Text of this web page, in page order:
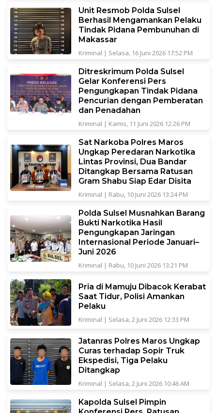
Unit Resmob Polda Sulsel
Berhasil Mengamankan Pelaku
Tindak Pidana Pembunuhan di
Makassar
Kriminal | Selasa, 16 Juni 2026 17:52 PM
Ditreskrimum Polda Sulsel
Gelar Konferensi Pers
Pengungkapan Tindak Pidana
Pencurian dengan Pemberatan
dan Penadahan
Kriminal | Kamis, 11 Juni 2026 12:26 PM
Sat Narkoba Polres Maros
Ungkap Peredaran Narkotika
Lintas Provinsi, Dua Bandar
Ditangkap Bersama Ratusan
Gram Shabu Siap Edar Disita
Kriminal | Rabu, 10 Juni 2026 13:24 PM
Polda Sulsel Musnahkan Barang
Bukti Narkotika Hasil
Pengungkapan Jaringan
Internasional Periode Januari–
Juni 2026
Kriminal | Rabu, 10 Juni 2026 13:21 PM
Pria di Mamuju Dibacok Kerabat
Saat Tidur, Polisi Amankan
Pelaku
Kriminal | Selasa, 2 Juni 2026 12:33 PM
Jatanras Polres Maros Ungkap
Curas terhadap Sopir Truk
Ekspedisi, Tiga Pelaku
Ditangkap
Kriminal | Selasa, 2 Juni 2026 10:46 AM
Kapolda Sulsel Pimpin